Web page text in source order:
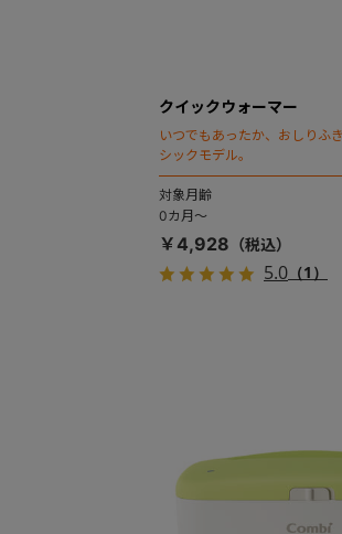
クイックウォーマー
いつでもあったか、おしりふ
シックモデル。
対象月齢
0カ月～
￥4,928
5.0 （1）